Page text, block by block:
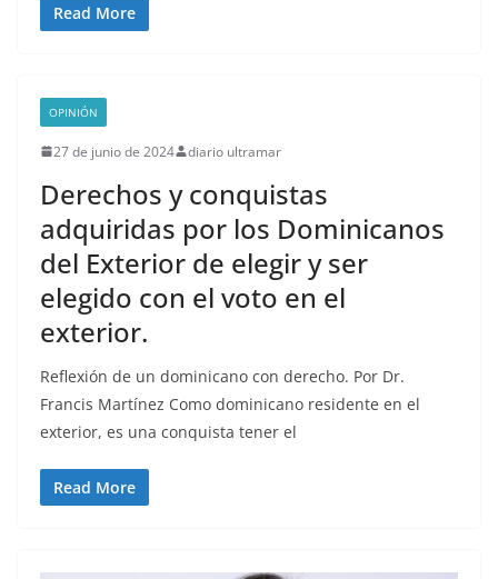
Read More
OPINIÓN
27 de junio de 2024 diario ultramar
Derechos y conquistas
adquiridas por los Dominicanos
del Exterior de elegir y ser
elegido con el voto en el
exterior.
Reflexión de un dominicano con derecho. Por Dr.
Francis Martínez Como dominicano residente en el
exterior, es una conquista tener el
Read More